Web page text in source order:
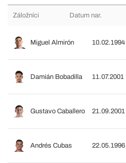
Záložníci Datum nar.
Miguel Almirón 10.02.1994
Damián Bobadilla 11.07.2001
Gustavo Caballero 21.09.2001
Andrés Cubas 22.05.1996